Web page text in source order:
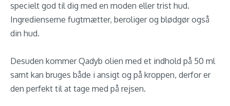
specielt god til dig med en moden eller trist hud.
Ingredienserne fugtmætter, beroliger og blødgør også
din hud.
Desuden kommer Qadyb olien med et indhold på 50 ml
samt kan bruges både i ansigt og på kroppen, derfor er
den perfekt til at tage med på rejsen.